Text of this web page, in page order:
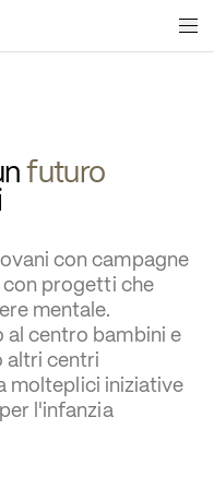
futuro
con campagne
con progetti che
mentale.
centro bambini e
altri centri
molteplici iniziative
l'infanzia